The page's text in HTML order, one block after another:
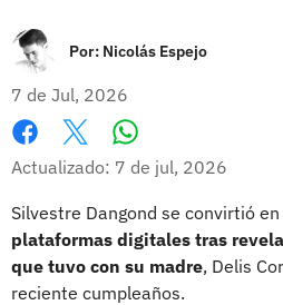
Por: Nicolás Espejo
7 de Jul, 2026
Facebook
X
Actualizado: 7 de jul, 2026
Silvestre Dangond se convirtió
plataformas digitales tras
que tuvo con su madre, Delis
reciente cumpleaños.